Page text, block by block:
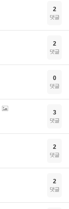
2
댓글
2
댓글
0
댓글
3
댓글
2
댓글
2
댓글